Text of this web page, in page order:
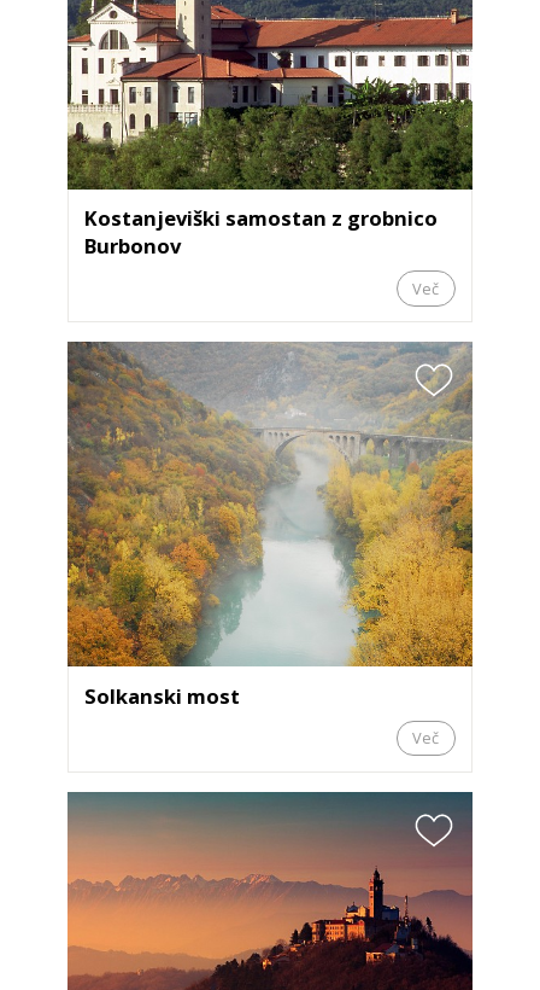
Kostanjeviški samostan z grobnico
Burbonov
Več
Solkanski most
Več